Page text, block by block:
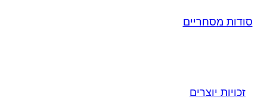
סודות מסחריים
זכויות יוצרים